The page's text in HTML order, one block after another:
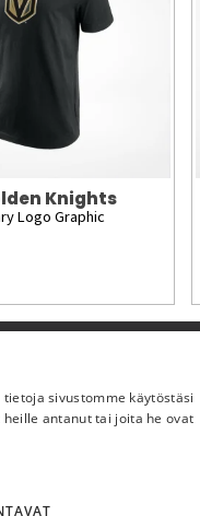
Knights
Logo Graphic
sivustomme käytöstäsi
antanut tai joita he ovat